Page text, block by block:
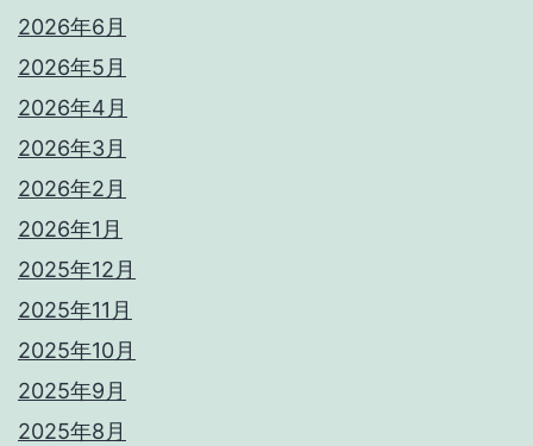
2026年6月
2026年5月
2026年4月
2026年3月
2026年2月
2026年1月
2025年12月
2025年11月
2025年10月
2025年9月
2025年8月